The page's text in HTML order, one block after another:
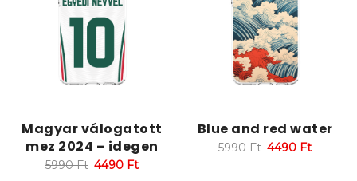
Magyar válogatott
mez 2024 – idegen
5990Ft 4490 Ft
Blue and red water
5990Ft 4490 Ft